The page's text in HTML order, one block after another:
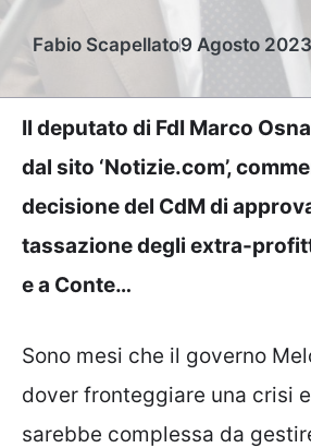
Fabio Scapellato9 Agosto
Il deputato di FdI Marco
dal sito ‘Notizie.com’,
decisione del CdM di
tassazione degli extra-
e a Conte…
Sono mesi che il governo
dover fronteggiare una crisi
sarebbe complessa da